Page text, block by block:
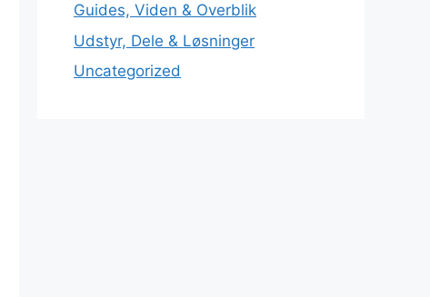
Guides, Viden & Overblik
Udstyr, Dele & Løsninger
Uncategorized